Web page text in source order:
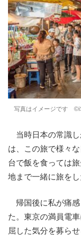
写真はイメージです
当時日本の常識し
は、この旅で様々
台で飯を食っては
地まで一緒に旅をし
帰国後に私が痛感
た。東京の満員電
屈した気分を募ら